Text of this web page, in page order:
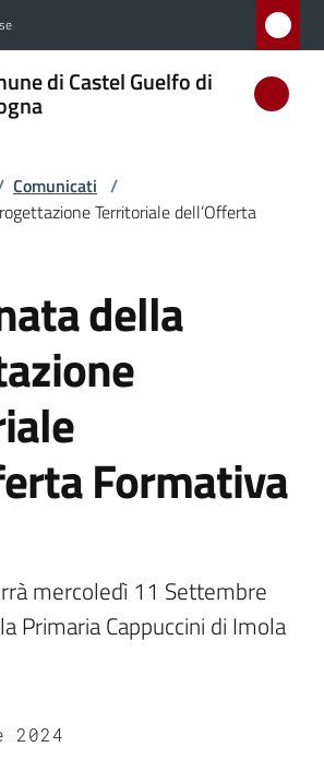
di Castel Guelfo di
Comunicati /
Territoriale dell’Offerta
della
Formativa
mercoledì 11 Settembre
Primaria Cappuccini di Imola
2024